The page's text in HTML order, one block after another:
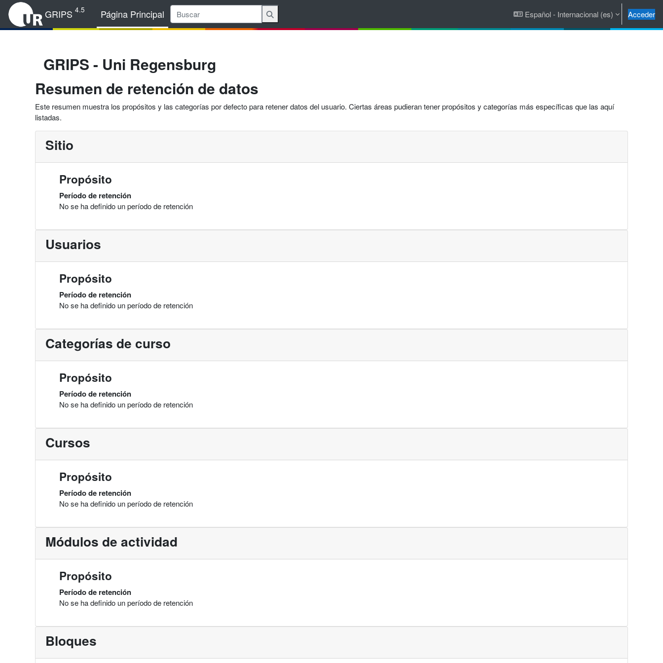
Salta al contenido principal
GRIPS 4.5 Página Principal Español - Internacional ‎(es)‎ Acceder
GRIPS - Uni Regensburg
Resumen de retención de datos
Este resumen muestra los propósitos y las categorías por defecto para retener datos del usuario. Ciertas áreas pudieran tener propósitos y categorías más específicas que las aquí
listadas.
Sitio
Propósito
Período de retención
No se ha definido un período de retención
Usuarios
Propósito
Período de retención
No se ha definido un período de retención
Categorías de curso
Propósito
Período de retención
No se ha definido un período de retención
Cursos
Propósito
Período de retención
No se ha definido un período de retención
Módulos de actividad
Propósito
Período de retención
No se ha definido un período de retención
Bloques